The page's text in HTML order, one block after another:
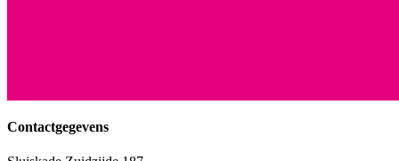
Contactgegevens